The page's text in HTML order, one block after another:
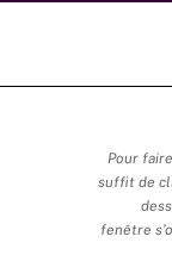
Pour
suffit de
fenêtre